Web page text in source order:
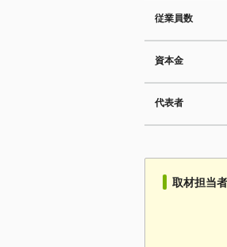
従業員数
資本金
代表者
取材担当